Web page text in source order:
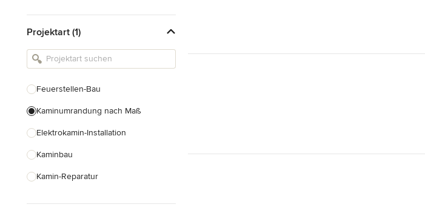
Landschaftsarchitekten
Armaturen & Sanitärbedarf
Projektart (1)
Feuerstellen-Bau
Kaminumrandung nach Maß
Elektrokamin-Installation
Kaminbau
Kamin-Reparatur